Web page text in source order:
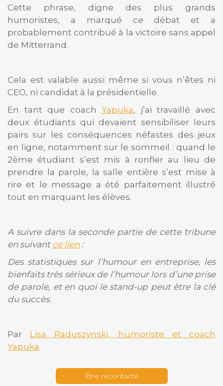
Cette phrase, digne des plus grands
humoristes, a marqué ce débat et a
probablement contribué à la victoire sans appel
de Mitterrand.
Cela est valable aussi même si vous n’êtes ni
CEO, ni candidat à la présidentielle.
En tant que coachYapuka, j’ai travaillé avec
deux étudiants qui devaient sensibiliser leurs
pairs sur les conséquences néfastes des jeux
en ligne, notamment sur le sommeil : quand le
2ème étudiant s’est mis à ronfler au lieu de
prendre la parole, la salle entière s’est mise à
rire et le message a été parfaitement illustré
tout en marquant les élèves.
A suivre dans la seconde partie de cette tribune
en suivant ce lien:
Des statistiques sur l’humour en entreprise, les
bienfaits très sérieux de l’humour lors d’une prise
de parole, et en quoi le stand-up peut être la clé
du succès.
Par Lisa Raduszynski, humoriste et coach
Yapuka
Être recontacté